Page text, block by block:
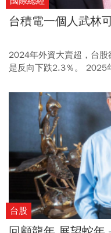
台積電一個人武林
2024年外資大賣超，台
是反向下跌2.3％。 2025
台股